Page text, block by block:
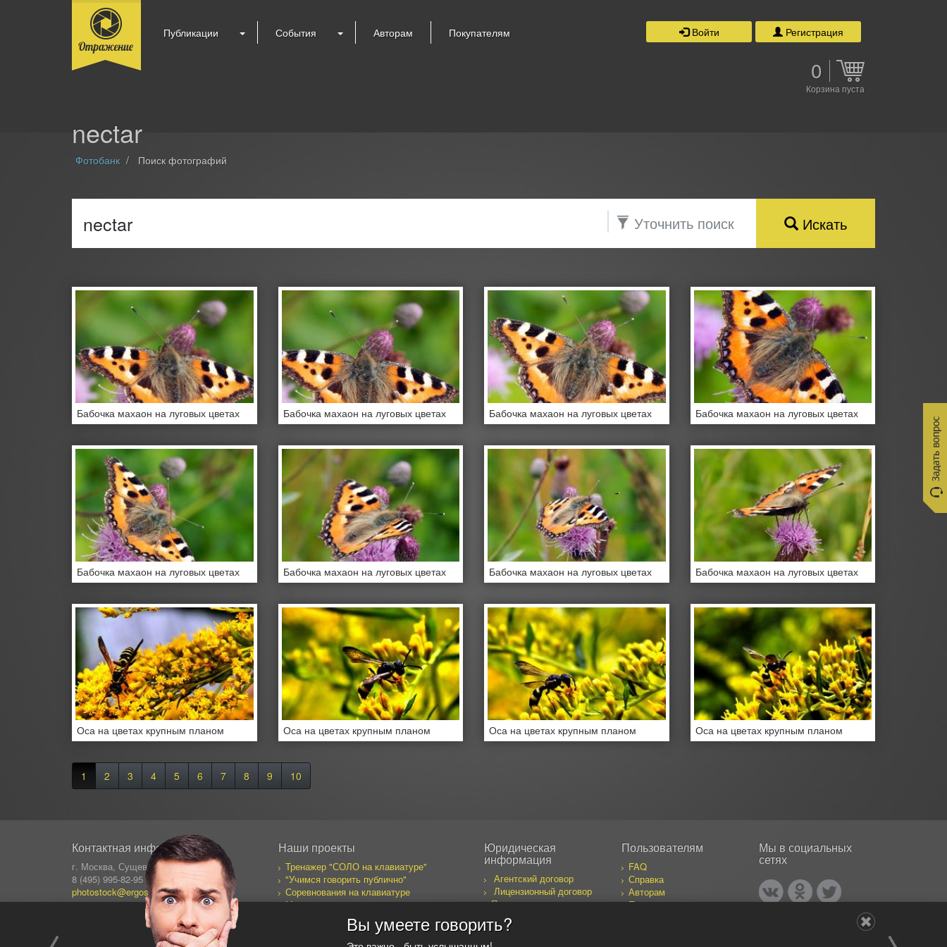
Публикации События Авторам Покупателям Войти Регистрация
0
Корзина пуста
nectar
Фотобанк Поиск фотографий
Уточнить поиск Искать
Бабочка махаон на луговых цветах Бабочка махаон на луговых цветах Бабочка махаон на луговых цветах Бабочка махаон на луговых цветах
Бабочка махаон на луговых цветах Бабочка махаон на луговых цветах Бабочка махаон на луговых цветах Бабочка махаон на луговых цветах
Оса на цветах крупным планом Оса на цветах крупным планом Оса на цветах крупным планом Оса на цветах крупным планом
1 2 3 4 5 6 7 8 9 10
Контактная информация
г. Москва, Сущевский Вал 64
8 (495) 995-82-95 (кругл.)
photostock@ergosolo.ru
Наши проекты
Тренажер "СОЛО на клавиатуре"
"Учимся говорить публично"
Соревнования на клавиатуре
Моя собака желает познакомиться
Дневник предпринимателя
Юридическая
информация
Агентский договор
Лицензионный договор
Правила пользования
сайтом
Пользователям
FAQ
Справка
Авторам
Покупателям
Мы в социальных
сетях
Вы умеете говорить?